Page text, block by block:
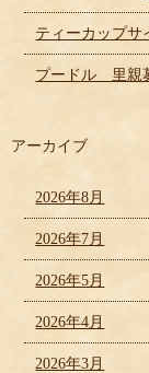
ティーカップ
プードル 里
アーカイブ
2026年8月
2026年7月
2026年5月
2026年4月
2026年3月